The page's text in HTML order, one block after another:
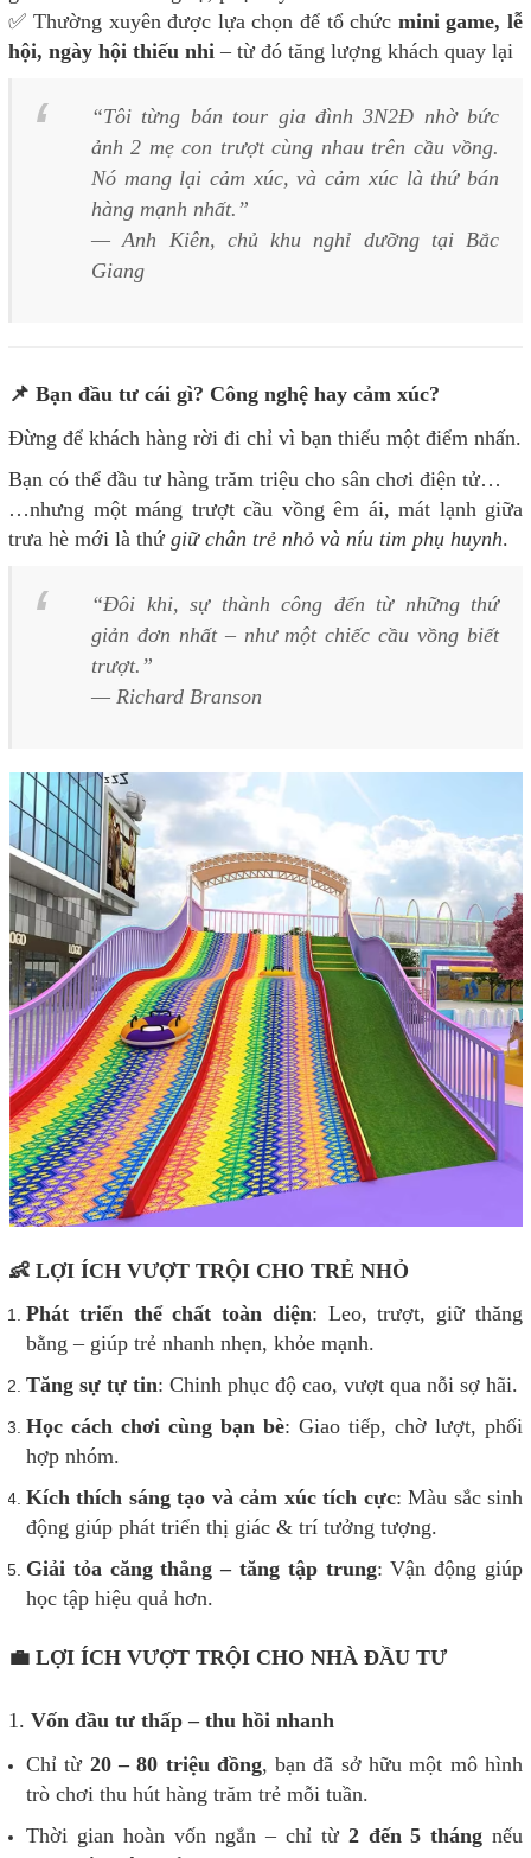
✅ Thường xuyên được lựa chọn để tổ chức mini game, lễ
hội, ngày hội thiếu nhi – từ đó tăng lượng khách quay lại
“Tôi từng bán tour gia đình 3N2Đ nhờ bức
ảnh 2 mẹ con trượt cùng nhau trên cầu vồng.
Nó mang lại cảm xúc, và cảm xúc là thứ bán
hàng mạnh nhất.”
— Anh Kiên, chủ khu nghỉ dưỡng tại Bắc
Giang
📌 Bạn đầu tư cái gì? Công nghệ hay cảm xúc?
Đừng để khách hàng rời đi chỉ vì bạn thiếu một điểm nhấn.
Bạn có thể đầu tư hàng trăm triệu cho sân chơi điện tử…
…nhưng một máng trượt cầu vồng êm ái, mát lạnh giữa
trưa hè mới là thứ giữ chân trẻ nhỏ và níu tim phụ huynh.
“Đôi khi, sự thành công đến từ những thứ
giản đơn nhất – như một chiếc cầu vồng biết
trượt.”
— Richard Branson
👶 LỢI ÍCH VƯỢT TRỘI CHO TRẺ NHỎ
Phát triển thể chất toàn diện: Leo, trượt, giữ thăng
bằng – giúp trẻ nhanh nhẹn, khỏe mạnh.
Tăng sự tự tin: Chinh phục độ cao, vượt qua nỗi sợ hãi.
Học cách chơi cùng bạn bè: Giao tiếp, chờ lượt, phối
hợp nhóm.
Kích thích sáng tạo và cảm xúc tích cực: Màu sắc sinh
động giúp phát triển thị giác & trí tưởng tượng.
Giải tỏa căng thẳng – tăng tập trung: Vận động giúp
học tập hiệu quả hơn.
💼 LỢI ÍCH VƯỢT TRỘI CHO NHÀ ĐẦU TƯ
1. Vốn đầu tư thấp – thu hồi nhanh
Chỉ từ 20 – 80 triệu đồng, bạn đã sở hữu một mô hình
trò chơi thu hút hàng trăm trẻ mỗi tuần.
Thời gian hoàn vốn ngắn – chỉ từ 2 đến 5 tháng nếu